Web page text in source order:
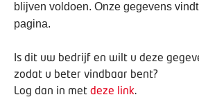
blijven voldoen. Onze gegevens
pagina.
Is dit uw bedrijf en wilt u deze
zodat u beter vindbaar bent?
Log dan in met deze link.